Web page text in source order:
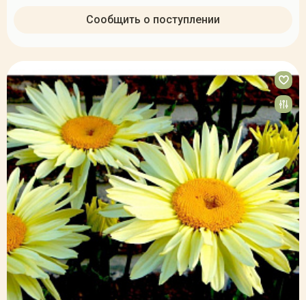
Сообщить о поступлении